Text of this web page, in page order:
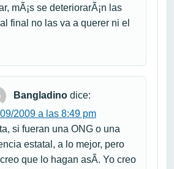
mÃ¡s se deteriorarÃ¡n las
final no las va a querer ni el
Bangladino dice:
2009 a las 8:49 pm
si fueran una ONG o una
estatal, a lo mejor, pero
que lo hagan asÃ­. Yo creo